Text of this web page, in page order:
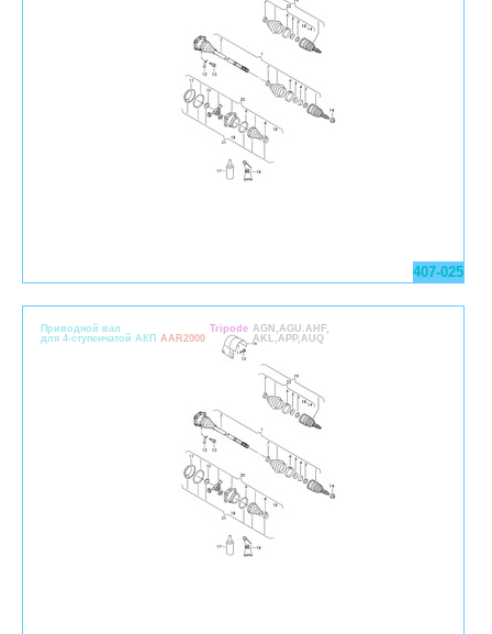
407-025
Приводной вал
для 4-ступенчатой АКП AAR2000
Tripode AGN,AGU.AHF,
AKL,APP,AUQ